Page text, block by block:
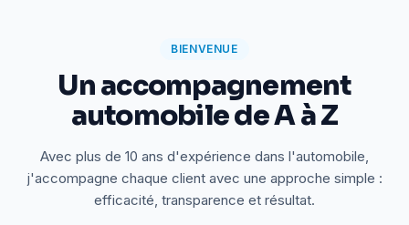
BIENVENUE
Un accompagnement
automobile de A à Z
Avec plus de 10 ans d'expérience dans l'automobile,
j'accompagne chaque client avec une approche simple :
efficacité, transparence et résultat.